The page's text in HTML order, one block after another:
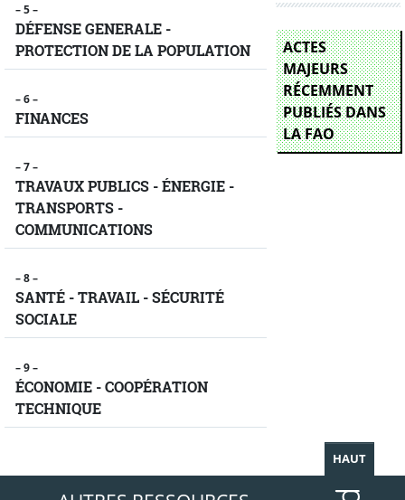
– 5 –
DÉFENSE GENERALE -
PROTECTION DE LA POPULATION
– 6 –
FINANCES
– 7 –
TRAVAUX PUBLICS - ÉNERGIE -
TRANSPORTS -
COMMUNICATIONS
– 8 –
SANTÉ - TRAVAIL - SÉCURITÉ
SOCIALE
– 9 –
ÉCONOMIE - COOPÉRATION
TECHNIQUE
ACTES
MAJEURS
RÉCEMMENT
PUBLIÉS DANS
LA FAO
HAUT